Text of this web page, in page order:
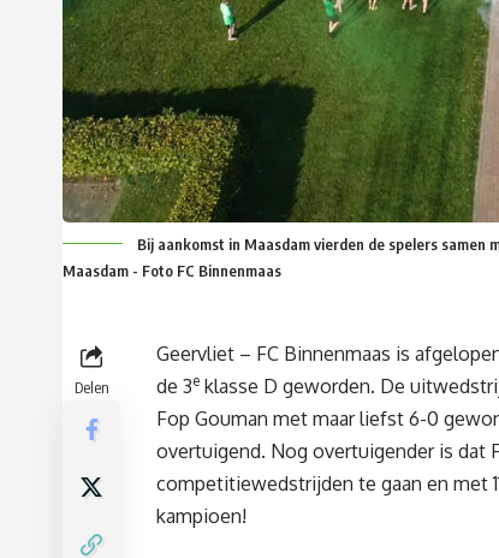
Bij aankomst in Maasdam vierden de spelers
Maasdam - Foto FC Binnenmaas
Delen
Geervliet – FC Binnenmaas is
de 3e klasse D geworden. De
Fop Gouman met maar liefst 6-0
overtuigend. Nog overtuigender is dat
competitiewedstrijden te gaan en met
kampioen!